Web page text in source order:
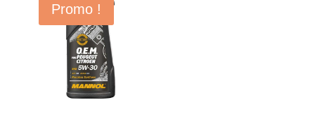
Promo !